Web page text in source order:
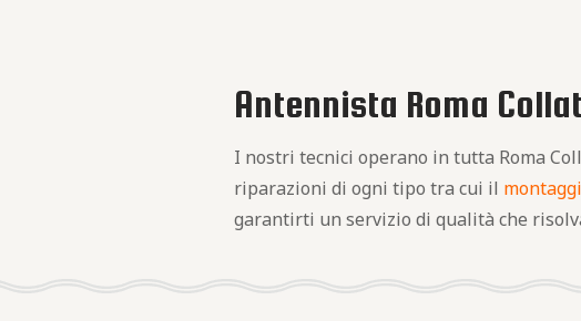
Antennista Roma
I nostri tecnici operano in tutta Roma
riparazioni di ogni tipo tra cui il
garantirti un servizio di qualità che